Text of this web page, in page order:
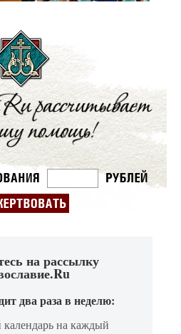
на рассылку
два раза в неделю:
на каждый